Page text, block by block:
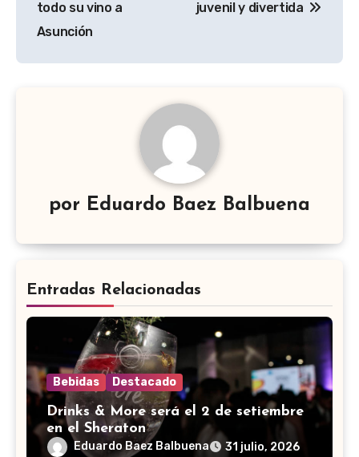
entradas
todo su vino a
Asunción
juvenil y divertida
por Eduardo Baez Balbuena
Entradas Relacionadas
Bebidas Destacado
Drinks & More será el 2 de setiembre
en el Sheraton
Eduardo Baez Balbuena 31 julio, 2026